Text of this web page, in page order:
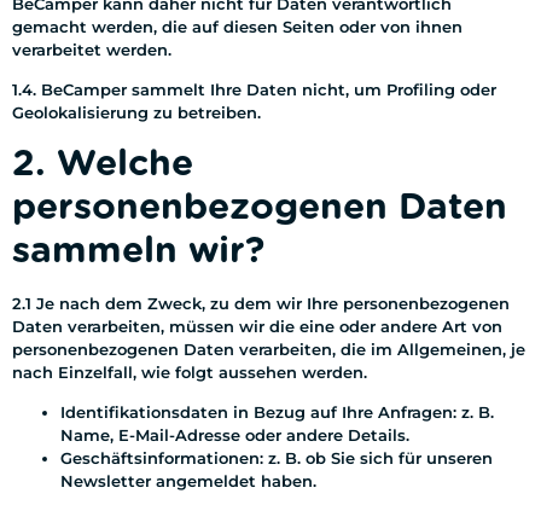
gemacht werden, die auf diesen Seiten oder von ihnen
verarbeitet werden.
1.4. BeCamper sammelt Ihre Daten nicht, um Profiling oder
Geolokalisierung zu betreiben.
2. Welche
personenbezogenen Daten
sammeln wir?
2.1 Je nach dem Zweck, zu dem wir Ihre personenbezogenen
Daten verarbeiten, müssen wir die eine oder andere Art von
personenbezogenen Daten verarbeiten, die im Allgemeinen, je
nach Einzelfall, wie folgt aussehen werden.
Identifikationsdaten in Bezug auf Ihre Anfragen: z. B.
Name, E-Mail-Adresse oder andere Details.
Geschäftsinformationen: z. B. ob Sie sich für unseren
Newsletter angemeldet haben.